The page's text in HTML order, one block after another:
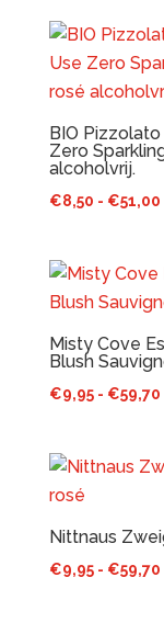
BIO
Zero
alcoholvrij.
€8,50 - €51,00
Misty Cove
Blush
€9,95 - €59,70
Nittnaus
€9,95 - €59,70